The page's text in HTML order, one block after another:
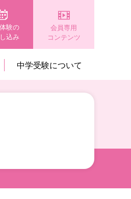
験の
込み
会員専用
コンテンツ
中学受験について